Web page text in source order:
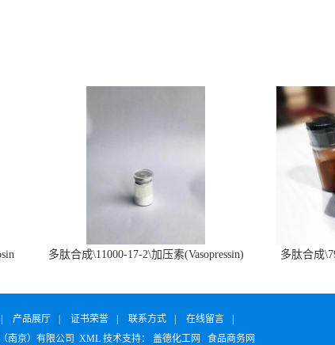
多肽合成\11000-17-2\加压素(Vasopressin) 多肽合成
产品展厅 证书荣誉 联系方式 在线留言
南京）有限公司 XML 技术支持： 盖德化工网 食品商务网